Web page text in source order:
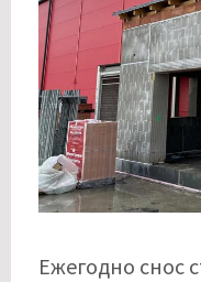
Ежегодно снос